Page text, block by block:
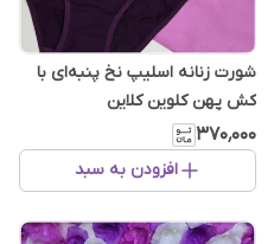
شورت زنانه اسلیپ نخ پنبه‌ای با
کش پهن کلوین کلاین
۳۷۰٬۰۰۰
افزودن به سبد